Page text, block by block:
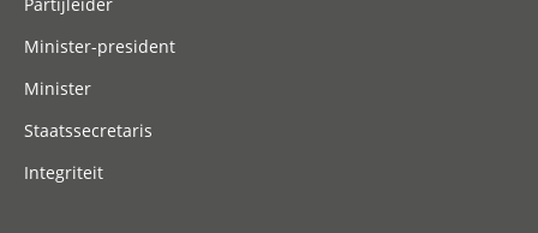
Partijleider
Minister-president
Minister
Staatssecretaris
Integriteit